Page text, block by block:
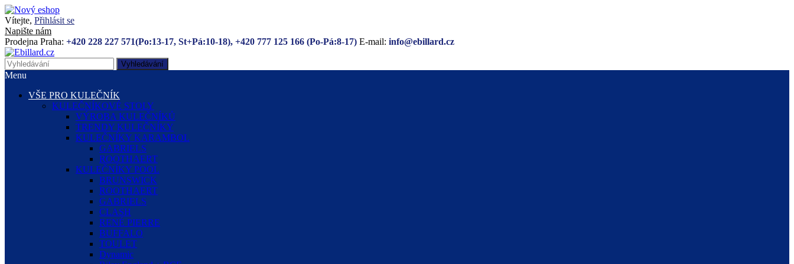
Vítejte, Přihlásit se
Napište nám
Prodejna Praha: +420 228 227 571(Po:13-17, St+Pá:10-18), +420 777 125 166 (Po-Pá:8-17) E-mail: info@ebillard.cz
Vyhledávání
Menu
VŠE PRO KULEČNÍK
KULEČNÍKOVÉ STOLY
VÝROBA KULEČNÍKŮ
TRENDY KULEČNÍKY
KULEČNÍKY KARAMBOL
GABRIELS
ROOTHAERT
KULEČNÍKY POOL
BRUNSWICK
ROOTHAERT
GABRIELS
CLASH
RENÉ PIERRE
BUFFALO
TOULET
Dynamic